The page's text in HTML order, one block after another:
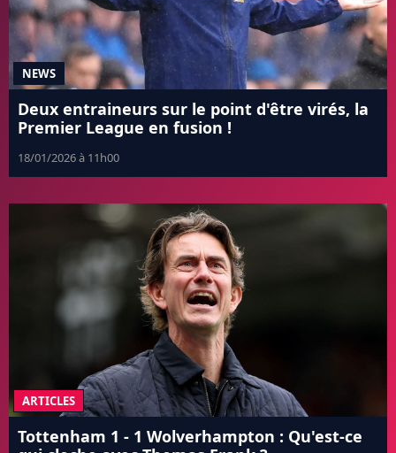
NEWS
Deux entraineurs sur le point d'être virés, la
Premier League en fusion !
18/01/2026 à 11h00
ARTICLES
Tottenham 1 - 1 Wolverhampton : Qu'est-ce